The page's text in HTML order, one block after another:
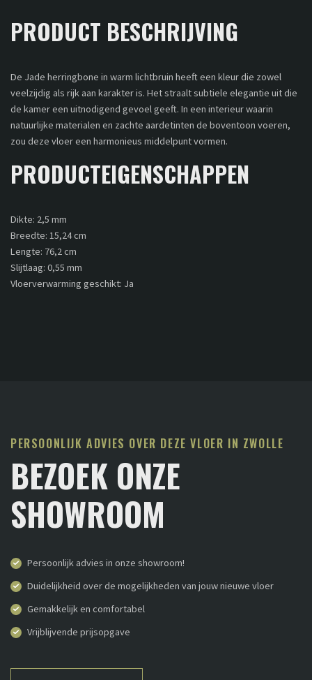
PRODUCT BESCHRIJVING
De Jade herringbone in warm lichtbruin heeft een kleur die zowel
veelzijdig als rijk aan karakter is. Het straalt subtiele elegantie uit die
de kamer een uitnodigend gevoel geeft. In een interieur waarin
natuurlijke materialen en zachte aardetinten de boventoon voeren,
zou deze vloer een harmonieus middelpunt vormen.
PRODUCTEIGENSCHAPPEN
Dikte: 2,5 mm
Breedte: 15,24 cm
Lengte: 76,2 cm
Slijtlaag: 0,55 mm
Vloerverwarming geschikt: Ja
PERSOONLIJK ADVIES OVER DEZE VLOER IN ZWOLLE
BEZOEK ONZE
SHOWROOM
Persoonlijk advies in onze showroom!
Duidelijkheid over de mogelijkheden van jouw nieuwe vloer
Gemakkelijk en comfortabel
Vrijblijvende prijsopgave